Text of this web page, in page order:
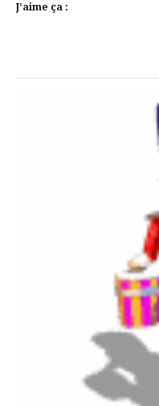
J’aime ça :